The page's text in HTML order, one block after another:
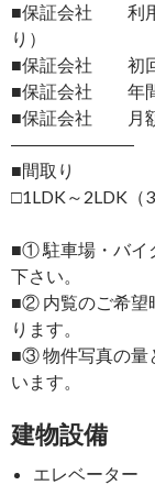
■保証会社 利用
り）
■保証会社 初回
■保証会社 年間
■保証会社 月額
―――――――
■間取り
□1LDK～2LDK（
■① 駐車場・バイ
下さい。
■② 内覧のご希望
ります。
■③ 物件写真の量
います。
建物設備
エレベーター